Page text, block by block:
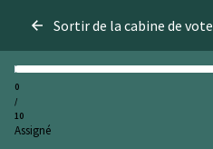
Sortir de la cabine de vote
0
/
10
Assigné